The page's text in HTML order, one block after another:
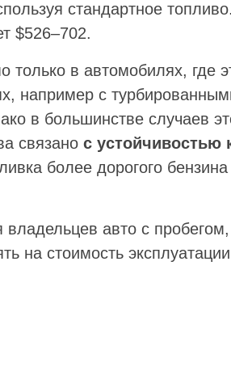
стандартное
$526–702.
только в автомобилях, где
например с
в большинстве случаев
связанос устойчивостью
более дорогого
авто с пробегом,
на стоимость